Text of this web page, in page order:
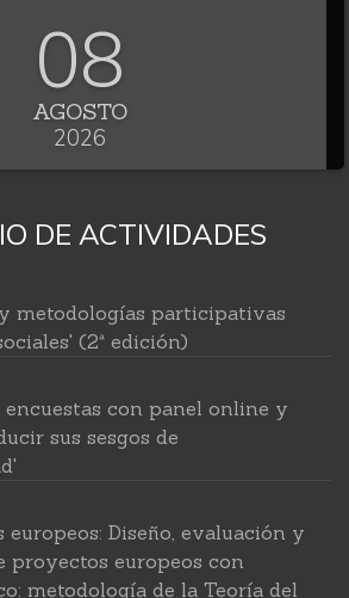
08
AGOSTO
2026
DE ACTIVIDADES
metodologías participativas
(2ª edición)
encuestas con panel online y
sus sesgos de
europeos: Diseño, evaluación y
proyectos europeos con
metodología de la Teoría del